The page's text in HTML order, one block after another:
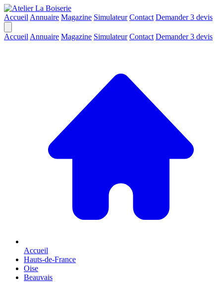
Accueil Annuaire Magazine Simulateur Contact Demander 3 devis
Accueil Annuaire Magazine Simulateur Contact Demander 3 devis
Accueil
Hauts-de-France
Oise
Beauvais